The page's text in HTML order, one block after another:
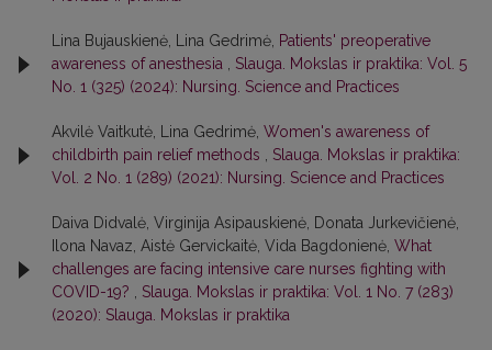
Lina Bujauskienė, Lina Gedrimė, Patients' preoperative
awareness of anesthesia , Slauga. Mokslas ir praktika: Vol. 5
No. 1 (325) (2024): Nursing. Science and Practices
Akvilė Vaitkutė, Lina Gedrimė, Women's awareness of
childbirth pain relief methods , Slauga. Mokslas ir praktika:
Vol. 2 No. 1 (289) (2021): Nursing. Science and Practices
Daiva Didvalė, Virginija Asipauskienė, Donata Jurkevičienė,
Ilona Navaz, Aistė Gervickaitė, Vida Bagdonienė, What
challenges are facing intensive care nurses fighting with
COVID-19? , Slauga. Mokslas ir praktika: Vol. 1 No. 7 (283)
(2020): Slauga. Mokslas ir praktika